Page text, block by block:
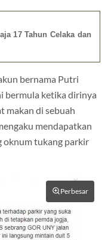
17 Tahun Celaka dan
bernama Putri
bermula ketika dirinya
makan di sebuah
mendapatkan
oknum tukang parkir
Perbesar